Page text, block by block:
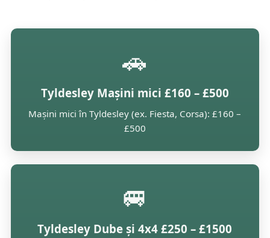
🚗
Tyldesley Mașini mici £160 – £500
Mașini mici în Tyldesley (ex. Fiesta, Corsa): £160 –
£500
🚐
Tyldesley Dube și 4x4 £250 – £1500